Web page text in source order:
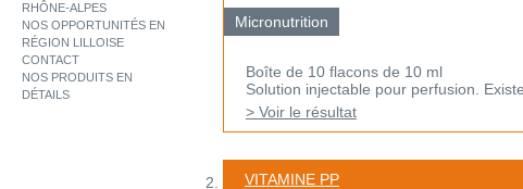
RHÔNE-ALPES
NOS OPPORTUNITÉS EN
RÉGION LILLOISE
CONTACT
NOS PRODUITS EN
DÉTAILS
Micronutrition
Boîte de 10 flacons de 10 ml
Solution injectable pour perfusion.
> Voir le résultat
VITAMINE PP